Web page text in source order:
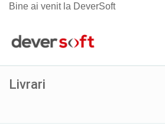
Bine ai venit la DeverSoft
Livrari